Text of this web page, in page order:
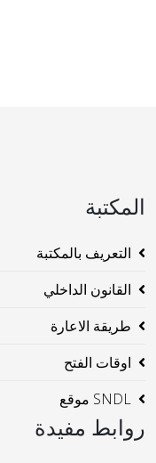
المكتبة
التعريف بالمكتبة
القانون الداخلي
طريقة الاعارة
اوقات الفتح
SNDL موقع
روابط مفيدة